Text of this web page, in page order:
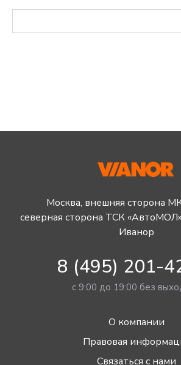
Москва, внешняя сторона
северная сторона ТСК
Иванор
8 (495) 201-
с 9:00 до 19:00 без
О компании
Правовая
Связаться с нами